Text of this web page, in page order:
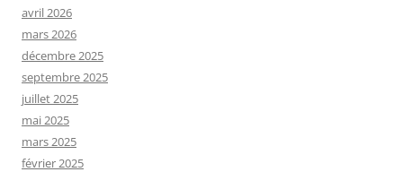
avril 2026
mars 2026
décembre 2025
septembre 2025
juillet 2025
mai 2025
mars 2025
février 2025